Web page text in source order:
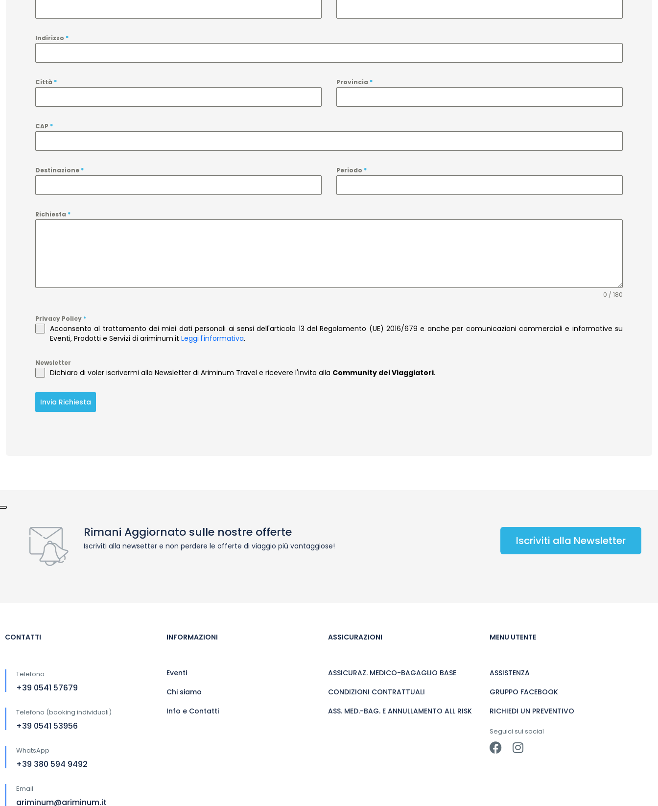
Indirizzo *
Città * Provincia *
CAP *
Destinazione * Periodo *
Richiesta *
0 / 180
Privacy Policy *
Acconsento al trattamento dei miei dati personali ai sensi dell'articolo 13 del Regolamento (UE) 2016/679 e anche per comunicazioni commerciali e informative su
Eventi, Prodotti e Servizi di ariminum.it Leggi l'informativa.
Newsletter
Dichiaro di voler iscrivermi alla Newsletter di Ariminum Travel e ricevere l'invito alla Community dei Viaggiatori.
Invia Richiesta
Rimani Aggiornato sulle nostre offerte
Iscriviti alla newsetter e non perdere le offerte di viaggio più vantaggiose! Iscriviti alla Newsletter
CONTATTI
Telefono
+39 0541 57679
Telefono (booking individuali)
+39 0541 53956
WhatsApp
+39 380 594 9492
Email
ariminum@ariminum.it
INFORMAZIONI
Eventi
Chi siamo
Info e Contatti
ASSICURAZIONI
ASSICURAZ. MEDICO-BAGAGLIO BASE
CONDIZIONI CONTRATTUALI
ASS. MED.-BAG. E ANNULLAMENTO ALL RISK
MENU UTENTE
ASSISTENZA
GRUPPO FACEBOOK
RICHIEDI UN PREVENTIVO
Seguici sui social